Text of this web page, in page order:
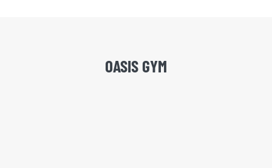
OASIS GYM